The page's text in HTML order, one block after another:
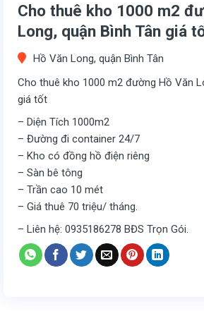
Cho thuê kho 1000 m2
Long, quận Bình Tân giá
Hồ Văn Long, quận Bình Tân
Cho thuê kho 1000 m2 đường Hồ Văn
giá tốt
– Diện Tích 1000m2
– Đường đi container 24/7
– Kho có đồng hồ điện riêng
– Sàn bê tông
– Trần cao 10 mét
– Giá thuê 70 triệu/ tháng.
– Liên hệ: 0935186278 BĐS Trọn Gói.